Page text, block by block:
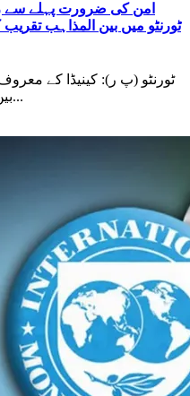
امن کی ضرورت پہلے سے
ٹورنٹو میں بین المذاہب
ٹورنٹو (پ ر): کینیڈا کے
بین المذاہب تقریب کے مقررین...